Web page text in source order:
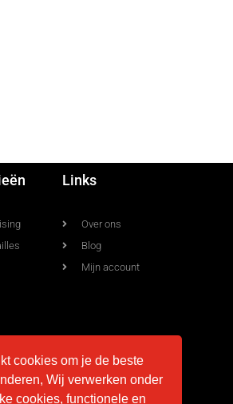
Links
Over ons
Blog
Mijn account
Contact
cookies om je de beste
Wij verwerken onder
cookies, functionele en